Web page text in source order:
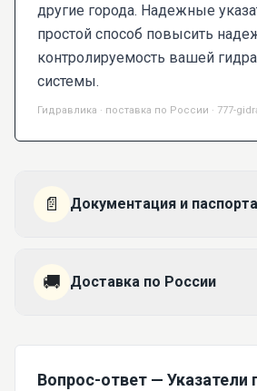
другие города. Надежные
простой способ повысить
контролируемость вашей
системы.
Гидравлика · поставка по России · 777-
📄 Документация и паспорта
🚚 Доставка по России
Вопрос-ответ — Указатели